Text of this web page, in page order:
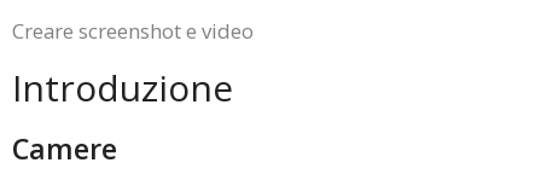
Creare screenshot e video
Introduzione
Camere